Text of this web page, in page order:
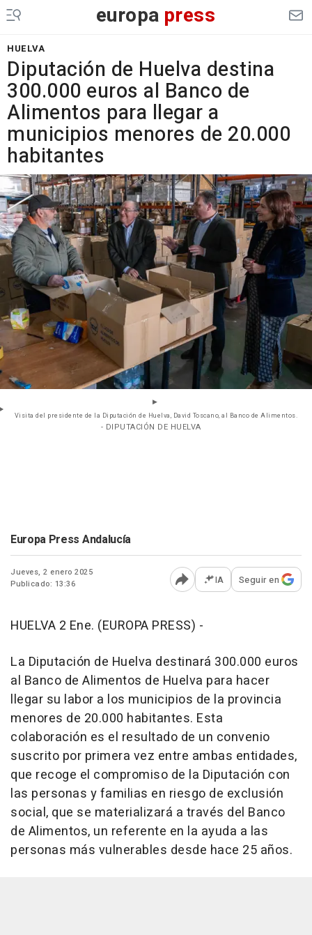
europa press
HUELVA
Diputación de Huelva destina
300.000 euros al Banco de
Alimentos para llegar a
municipios menores de 20.000
habitantes
Visita del presidente de la Diputación de Huelva, David Toscano, al Banco de Alimentos.
- DIPUTACIÓN DE HUELVA
Europa Press Andalucía
Jueves, 2 enero 2025
Publicado: 13:36
Abrir opciones para
IA Seguir en
HUELVA 2 Ene. (EUROPA PRESS) -
La Diputación de Huelva destinará 300.000 euros
al Banco de Alimentos de Huelva para hacer
llegar su labor a los municipios de la provincia
menores de 20.000 habitantes. Esta
colaboración es el resultado de un convenio
suscrito por primera vez entre ambas entidades,
que recoge el compromiso de la Diputación con
las personas y familias en riesgo de exclusión
social, que se materializará a través del Banco
de Alimentos, un referente en la ayuda a las
personas más vulnerables desde hace 25 años.